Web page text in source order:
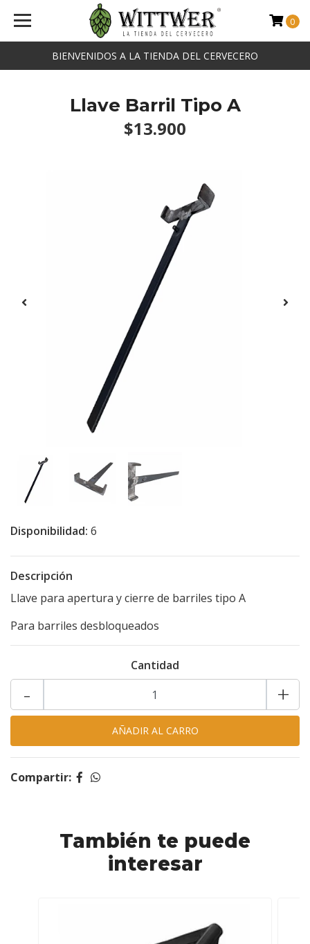
BIENVENIDOS A LA TIENDA DEL CERVECERO
0
Llave Barril Tipo A
$13.900
Disponibilidad: 6
Descripción
Llave para apertura y cierre de barriles tipo A
Para barriles desbloqueados
Cantidad
- +
Compartir:
También te puede
interesar